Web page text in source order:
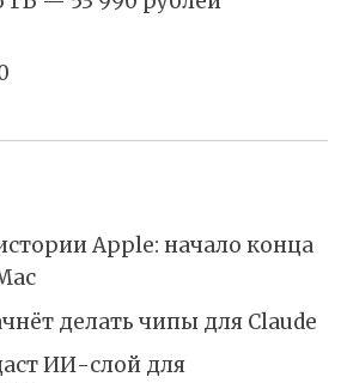
Apple: начало конца
делать чипы для Claude
ИИ-слой для